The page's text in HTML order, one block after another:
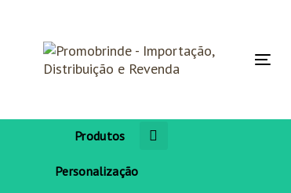
Toggle
Produtos
Personalização